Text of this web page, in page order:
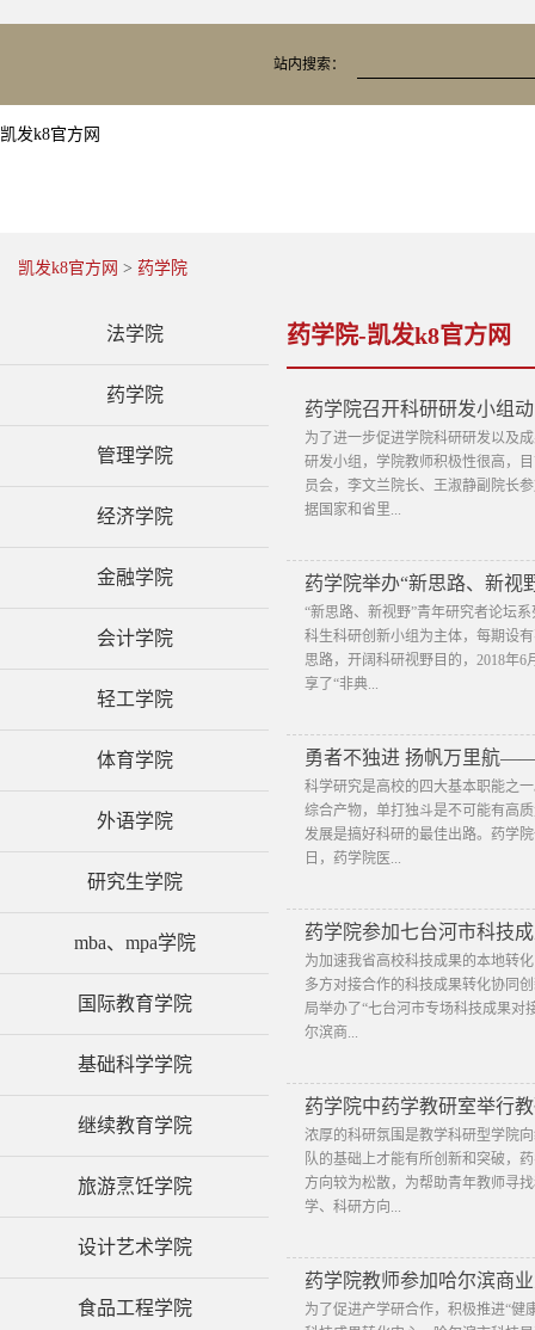
站内搜索：
凯发k8官方网
凯发k8官方网 > 药学院
法学院
药学院
管理学院
经济学院
金融学院
会计学院
轻工学院
体育学院
外语学院
研究生学院
mba、mpa学院
国际教育学院
基础科学学院
继续教育学院
旅游烹饪学院
设计艺术学院
食品工程学院
药学院-凯发k8官方网
药学院召开科研研发小组
为了进一步促进学院科研研发以及
研发小组，学院教师积极性很高，
员会，李文兰院长、王淑静副院长
据国家和省里...
药学院举办“新思路、新视
“新思路、新视野”青年研究者论坛
科生科研创新小组为主体，每期设
思路，开阔科研视野目的，2018年
享了“非典...
勇者不独进 扬帆万里航
科学研究是高校的四大基本职能之
综合产物，单打独斗是不可能有高
发展是搞好科研的最佳出路。药学
日，药学院医...
药学院参加七台河市科技
为加速我省高校科技成果的本地转
多方对接合作的科技成果转化协同
局举办了“七台河市专场科技成果对
尔滨商...
药学院中药学教研室举行
浓厚的科研氛围是教学科研型学院
队的基础上才能有所创新和突破，
方向较为松散，为帮助青年教师寻
学、科研方向...
药学院教师参加哈尔滨商
为了促进产学研合作，积极推进“健